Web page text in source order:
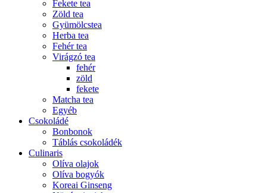
Fekete tea
Zöld tea
Gyümölcstea
Herba tea
Fehér tea
Virágzó tea
fehér
zöld
fekete
Matcha tea
Egyéb
Csokoládé
Bonbonok
Táblás csokoládék
Culinaris
Olíva olajok
Olíva bogyók
Koreai Ginseng